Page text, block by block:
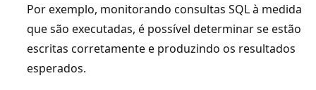
Por exemplo, monitorando consultas SQL à medida
que são executadas, é possível determinar se estão
escritas corretamente e produzindo os resultados
esperados.